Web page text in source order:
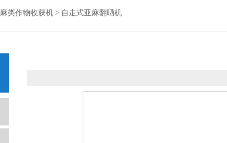
麻类作物收获机 > 自走式亚麻翻晒机